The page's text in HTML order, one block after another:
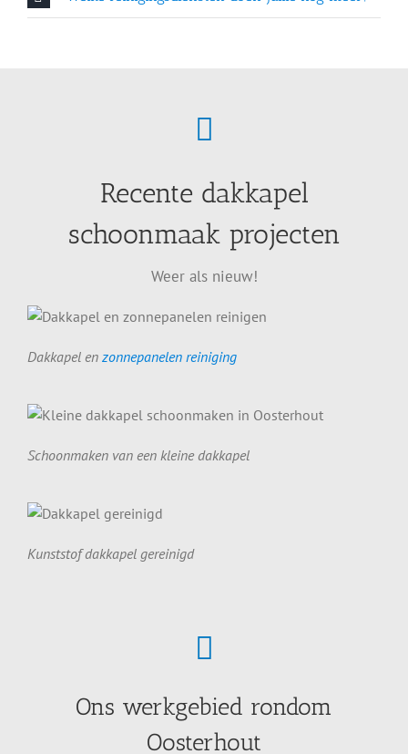
Recente dakkapel
schoonmaak projecten
Weer als nieuw!
Dakkapel en zonnepanelen reiniging
Schoonmaken van een kleine dakkapel
Kunststof dakkapel gereinigd
Ons werkgebied rondom
Oosterhout